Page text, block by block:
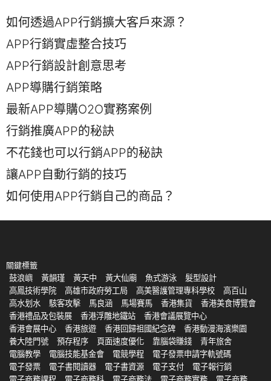
如何​透過APP行銷擴大客戶來源？
APP行銷實虛整合技巧
APP行銷設計創意思考
APP導購行銷策略
最新APP導購O2O實務案例
行銷推廣APP的秘訣
不花錢也可以行銷APP的秘訣
讓APP自動行銷的技巧
如何使用APP行銷自己的商品？
關鍵標籤
鼓浪嶼
黃韻瑾 黃天中 黃大仙廟 魚式游泳
髮型設計
高鳳技術學院
高雄市政府勞工局 高美醫護管理專科學校
高百山
高水划水
駭客攻擊 馬良涵 馬場賽馬 香港集貨
香港美食博覽會
香港禮品及包裝展
香港浮雕地鐵站
香港會議展覽中心
香港會展中心
香港旅遊 香港回歸祖國紀念碑
香港動漫海濱樂園
養大陸門號
預存程序 頁面速度優化 靠腦袋賺錢
青年旅舍
電腦教學
電腦技能基金會 電競學程
電子發票申請字軌號碼
電子發票
電子書閱讀器 電子書資源 電子支付
電子報行銷